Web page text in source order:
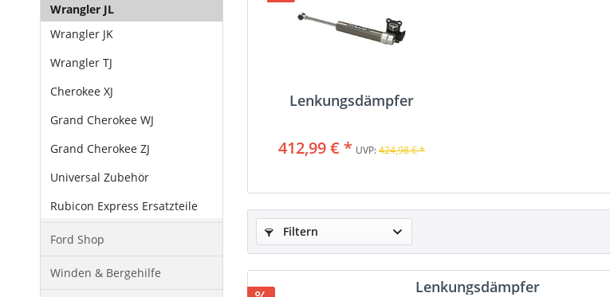
Wrangler JL
Wrangler JK
Wrangler TJ
Cherokee XJ
Grand Cherokee WJ
Grand Cherokee ZJ
Universal Zubehör
Rubicon Express Ersatzteile
Ford Shop
Winden & Bergehilfe
Lenkungsdämpfer
412,99 € * UVP:424,98 € *
Filtern
Lenkungsdämpfer